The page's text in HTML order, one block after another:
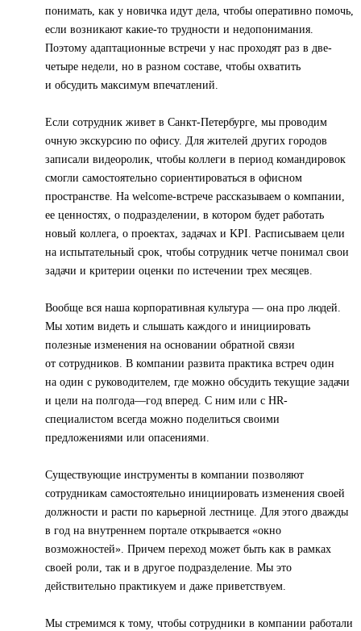
понимать, как у новичка идут дела, чтобы оперативно помочь,
если возникают какие-то трудности и недопонимания.
Поэтому адаптационные встречи у нас проходят раз в две-
четыре недели, но в разном составе, чтобы охватить
и обсудить максимум впечатлений.
Если сотрудник живет в Санкт-Петербурге, мы проводим
очную экскурсию по офису. Для жителей других городов
записали видеоролик, чтобы коллеги в период командировок
смогли самостоятельно сориентироваться в офисном
пространстве. На welcome-встрече рассказываем о компании,
ее ценностях, о подразделении, в котором будет работать
новый коллега, о проектах, задачах и KPI. Расписываем цели
на испытательный срок, чтобы сотрудник четче понимал свои
задачи и критерии оценки по истечении трех месяцев.
Вообще вся наша корпоративная культура — она про людей.
Мы хотим видеть и слышать каждого и инициировать
полезные изменения на основании обратной связи
от сотрудников. В компании развита практика встреч один
на один с руководителем, где можно обсудить текущие задачи
и цели на полгода—год вперед. С ним или с HR-
специалистом всегда можно поделиться своими
предложениями или опасениями.
Существующие инструменты в компании позволяют
сотрудникам самостоятельно инициировать изменения своей
должности и расти по карьерной лестнице. Для этого дважды
в год на внутреннем портале открывается «окно
возможностей». Причем переход может быть как в рамках
своей роли, так и в другое подразделение. Мы это
действительно практикуем и даже приветствуем.
Мы стремимся к тому, чтобы сотрудники в компании работали